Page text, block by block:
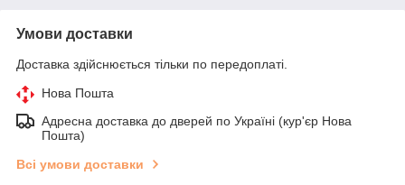
Умови доставки
Доставка здійснюється тільки по передоплаті.
Нова Пошта
Адресна доставка до дверей по Україні (кур'єр Нова
Пошта)
Всі умови доставки